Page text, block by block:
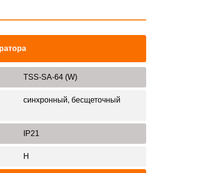
TSS-SA-64 (W)
синхронный, бесщеточный
IP21
H